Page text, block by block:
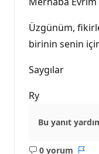
Üzgünüm,
birinin senin
Saygılar
Ry
Bu yanıt
0 yorum